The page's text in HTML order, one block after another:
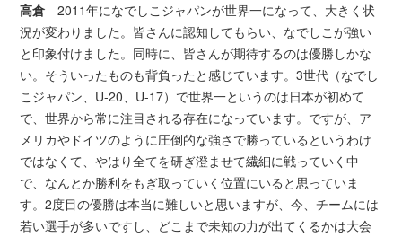
高倉 2011年になでしこジャパンが世界一になって、大きく状
況が変わりました。皆さんに認知してもらい、なでしこが強い
と印象付けました。同時に、皆さんが期待するのは優勝しかな
い。そういったものも背負ったと感じています。3世代（なでし
こジャパン、U-20、U-17）で世界一というのは日本が初めて
で、世界から常に注目される存在になっています。ですが、ア
メリカやドイツのように圧倒的な強さで勝っているというわけ
ではなくて、やはり全てを研ぎ澄ませて繊細に戦っていく中
で、なんとか勝利をもぎ取っていく位置にいると思っていま
す。2度目の優勝は本当に難しいと思いますが、今、チームには
若い選手が多いですし、どこまで未知の力が出てくるかは大会